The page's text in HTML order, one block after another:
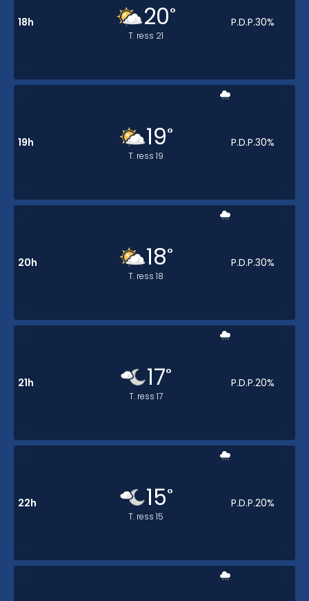
18h 20°
T. ress 21
P.D.P.30%
19h 19°
T. ress 19
P.D.P.30%
20h 18°
T. ress 18
P.D.P.30%
21h 17°
T. ress 17
P.D.P.20%
22h 15°
T. ress 15
P.D.P.20%